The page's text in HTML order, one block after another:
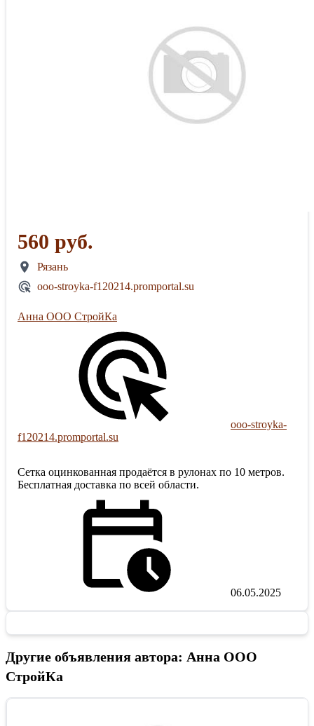
560 руб.
Рязань
ooo-stroyka-f120214.promportal.su
Анна ООО СтройКа
ooo-stroyka-
f120214.promportal.su
Сетка оцинкованная продаётся в рулонах по 10 метров.
Бесплатная доставка по всей области.
06.05.2025
Другие объявления автора: Анна ООО
СтройКа